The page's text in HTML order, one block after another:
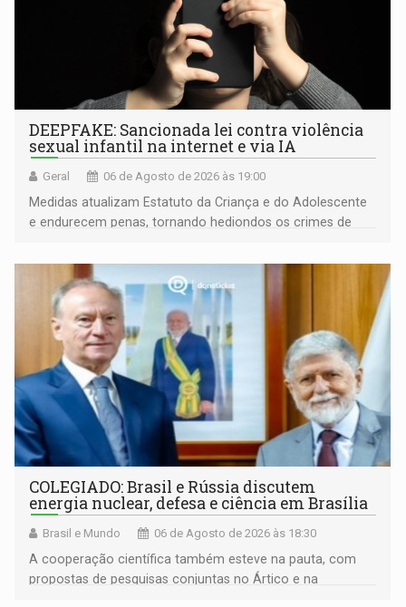
DEEPFAKE: Sancionada lei contra violência
sexual infantil na internet e via IA
Geral 06 de Agosto de 2026 às 19:00
Medidas atualizam Estatuto da Criança e do Adolescente
e endurecem penas, tornando hediondos os crimes de
COLEGIADO: Brasil e Rússia discutem
energia nuclear, defesa e ciência em Brasília
Brasil e Mundo 06 de Agosto de 2026 às 18:30
A cooperação científica também esteve na pauta, com
propostas de pesquisas conjuntas no Ártico e na